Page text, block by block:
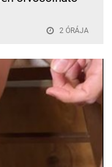
2 ÓRÁJA